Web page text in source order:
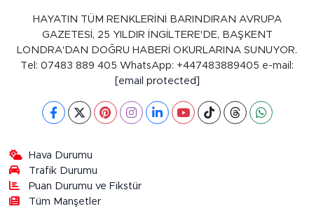
HAYATIN TÜM RENKLERİNİ BARINDIRAN AVRUPA
GAZETESİ, 25 YILDIR İNGİLTERE'DE, BAŞKENT
LONDRA'DAN DOĞRU HABERİ OKURLARINA SUNUYOR.
Tel: 07483 889 405 WhatsApp: +447483889405 e-mail:
[email protected]
Hava Durumu
Trafik Durumu
Puan Durumu ve Fikstür
Tüm Manşetler